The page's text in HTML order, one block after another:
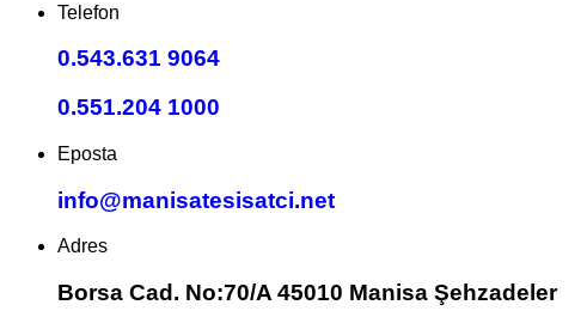
Telefon
0.543.631 9064
0.551.204 1000
Eposta
info@manisatesisatci.net
Adres
Borsa Cad. No:70/A 45010 Manisa Şehzadeler